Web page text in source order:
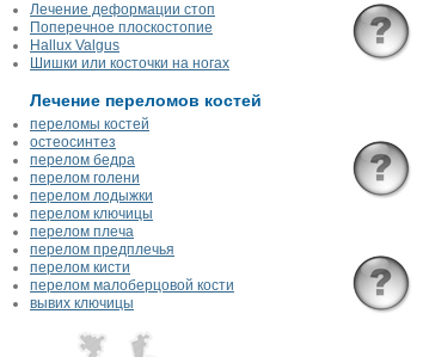
Лечение деформации стоп
Поперечное плоскостопие
Hallux Valgus
Шишки или косточки на ногах
Лечение переломов костей
переломы костей
остеосинтез
перелом бедра
перелом голени
перелом лодыжки
перелом ключицы
перелом плеча
перелом предплечья
перелом кисти
перелом малоберцовой кости
вывих ключицы